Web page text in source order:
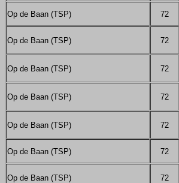
Op de Baan (TSP) 72
Op de Baan (TSP) 72
Op de Baan (TSP) 72
Op de Baan (TSP) 72
Op de Baan (TSP) 72
Op de Baan (TSP) 72
Op de Baan (TSP) 72